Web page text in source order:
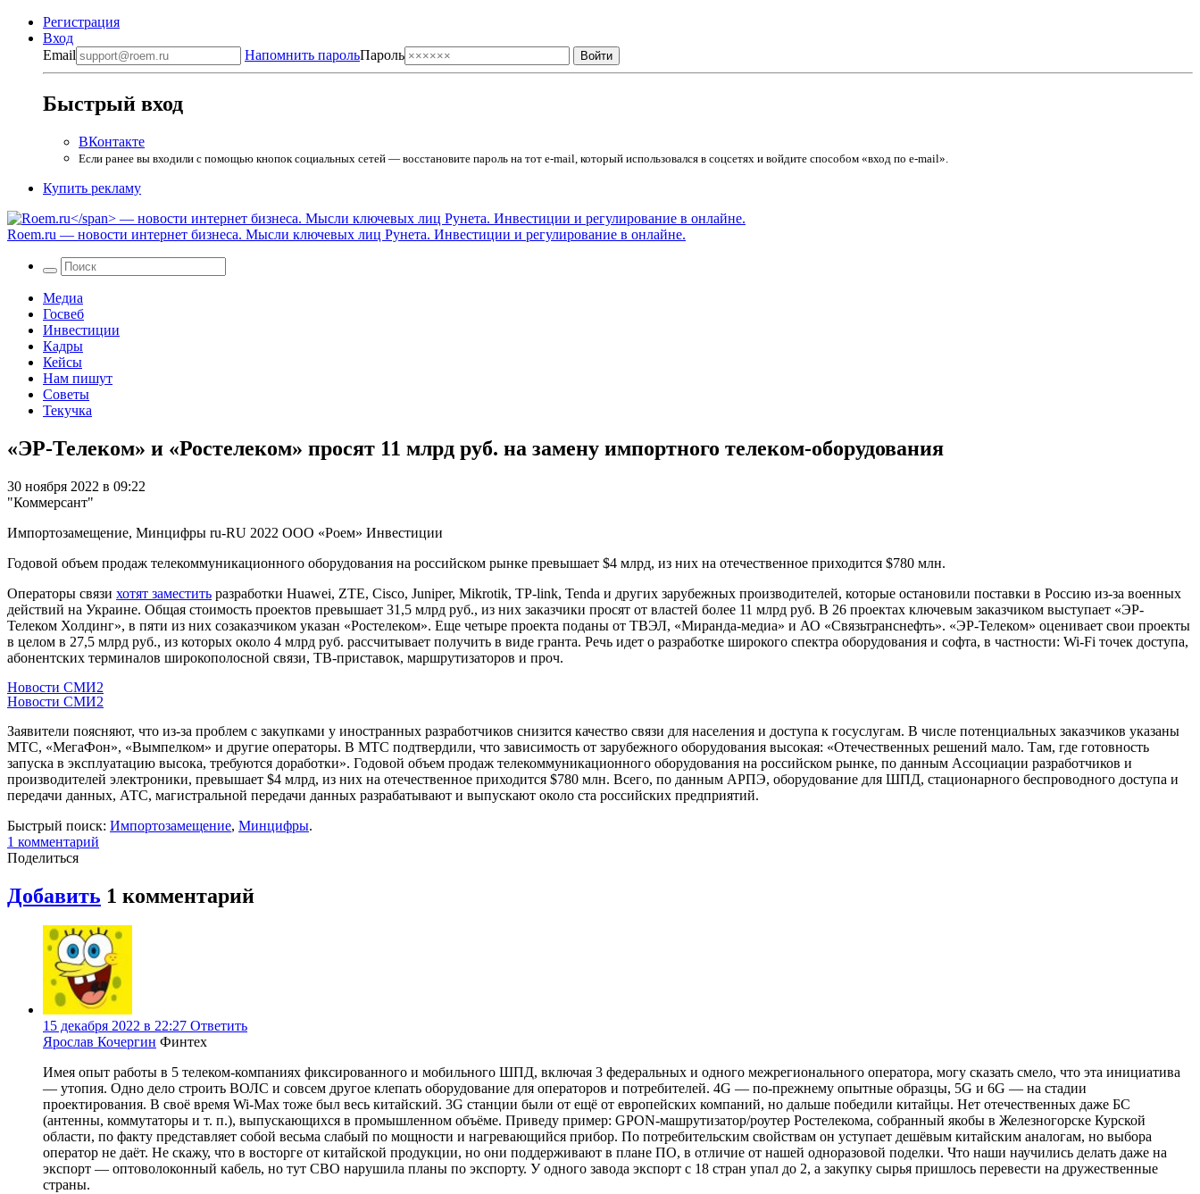
Регистрация
Вход
Email
Напомнить парольПароль
Быстрый вход
ВКонтакте
Если ранее вы входили с помощью кнопок социальных сетей — восстановите пароль на тот e-mail, который использовался в соцсетях и войдите способом «вход по e-mail».
Купить рекламу
Roem.ru — новости интернет бизнеса. Мысли ключевых лиц Рунета. Инвестиции и регулирование в онлайне.
Медиа
Госвеб
Инвестиции
Кадры
Кейсы
Нам пишут
Советы
Текучка
«ЭР-Телеком» и «Ростелеком» просят 11 млрд руб. на замену импортного телеком-оборудования
30 ноября 2022 в 09:22
"Коммерсант"
Импортозамещение, Минцифры ru-RU 2022 ООО «Роем» Инвестиции
Годовой объем продаж телекоммуникационного оборудования на российском рынке превышает $4 млрд, из них на отечественное приходится $780 млн.
Операторы связи хотят заместить разработки Huawei, ZTE, Cisco, Juniper, Mikrotik, TP-link, Tenda и других зарубежных производителей, которые остановили поставки в Россию из-за военных
действий на Украине. Общая стоимость проектов превышает 31,5 млрд руб., из них заказчики просят от властей более 11 млрд руб. В 26 проектах ключевым заказчиком выступает «ЭР-
Телеком Холдинг», в пяти из них созаказчиком указан «Ростелеком». Еще четыре проекта поданы от ТВЭЛ, «Миранда-медиа» и АО «Связьтранснефть». «ЭР-Телеком» оценивает свои проекты
в целом в 27,5 млрд руб., из которых около 4 млрд руб. рассчитывает получить в виде гранта. Речь идет о разработке широкого спектра оборудования и софта, в частности: Wi-Fi точек доступа,
абонентских терминалов широкополосной связи, ТВ-приставок, маршрутизаторов и проч.
Новости СМИ2
Новости СМИ2
Заявители поясняют, что из-за проблем с закупками у иностранных разработчиков снизится качество связи для населения и доступа к госуслугам. В числе потенциальных заказчиков указаны
МТС, «МегаФон», «Вымпелком» и другие операторы. В МТС подтвердили, что зависимость от зарубежного оборудования высокая: «Отечественных решений мало. Там, где готовность
запуска в эксплуатацию высока, требуются доработки». Годовой объем продаж телекоммуникационного оборудования на российском рынке, по данным Ассоциации разработчиков и
производителей электроники, превышает $4 млрд, из них на отечественное приходится $780 млн. Всего, по данным АРПЭ, оборудование для ШПД, стационарного беспроводного доступа и
передачи данных, АТС, магистральной передачи данных разрабатывают и выпускают около ста российских предприятий.
Быстрый поиск: Импортозамещение, Минцифры.
1 комментарий
Поделиться
Добавить 1 комментарий
15 декабря 2022 в 22:27 Ответить
Ярослав Кочергин Финтех
Имея опыт работы в 5 телеком-компаниях фиксированного и мобильного ШПД, включая 3 федеральных и одного межрегионального оператора, могу сказать смело, что эта инициатива
— утопия. Одно дело строить ВОЛС и совсем другое клепать оборудование для операторов и потребителей. 4G — по-прежнему опытные образцы, 5G и 6G — на стадии
проектирования. В своё время Wi-Max тоже был весь китайский. 3G станции были от ещё от европейских компаний, но дальше победили китайцы. Нет отечественных даже БС
(антенны, коммутаторы и т. п.), выпускающихся в промышленном объёме. Приведу пример: GPON-машрутизатор/роутер Ростелекома, собранный якобы в Железногорске Курской
области, по факту представляет собой весьма слабый по мощности и нагревающийся прибор. По потребительским свойствам он уступает дешёвым китайским аналогам, но выбора
оператор не даёт. Не скажу, что в восторге от китайской продукции, но они поддерживают в плане ПО, в отличие от нашей одноразовой поделки. Что наши научились делать даже на
экспорт — оптоволоконный кабель, но тут СВО нарушила планы по экспорту. У одного завода экспорт с 18 стран упал до 2, а закупку сырья пришлось перевести на дружественные
страны.